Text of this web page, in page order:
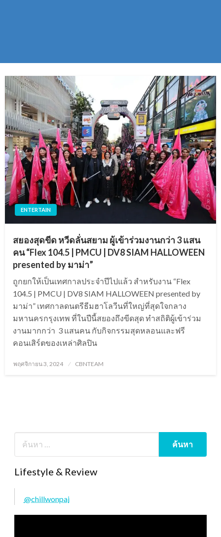
ENTERTAIN
สยองสุดขีด หวีดลั่นสยาม ผู้เข้าร่วมงานกว่า 3 แสน
คน “Flex 104.5 | PMCU | DV8 SIAM HALLOWEEN
presented by มาม่า”
ถูกยกให้เป็นเทศกาลประจำปีไปแล้ว สำหรับงาน “Flex
104.5 | PMCU | DV8 SIAM HALLOWEEN presented by
มาม่า” เทศกาลดนตรีธีมฮาโลวีนที่ใหญ่ที่สุดใจกลาง
มหานครกรุงเทพ ที่ในปีนี้สยองถึงขีดสุด ทำสถิติผู้เข้าร่วม
งานมากกว่า 3 แสนคน กับกิจกรรมสุดหลอนและฟรี
คอนเสิร์ตของเหล่าศิลปิน
Posted
พฤศจิกายน 3, 2024 CBNTEAM
Lifestyle & Review
@chillwonpai